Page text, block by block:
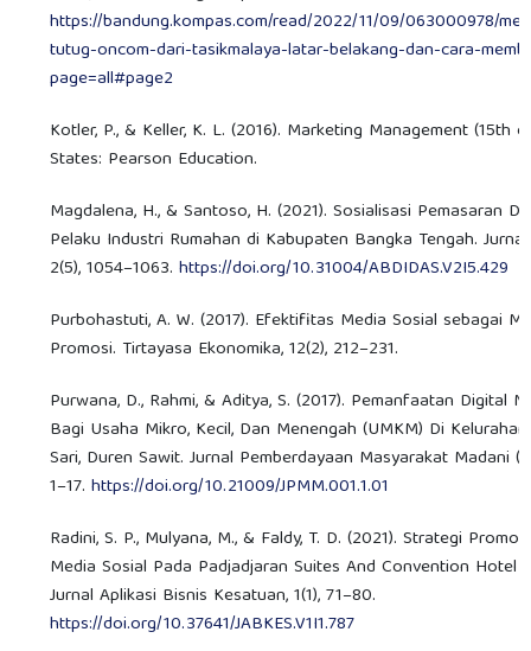
https://bandung.kompas.com/read/2022/11/09/063000978/
tutug-oncom-dari-tasikmalaya-latar-belakang-dan-cara-
page=all#page2
Kotler, P., & Keller, K. L. (2016). Marketing Management (15th
States: Pearson Education.
Magdalena, H., & Santoso, H. (2021). Sosialisasi Pemasaran
Pelaku Industri Rumahan di Kabupaten Bangka Tengah.
2(5), 1054–1063.https://doi.org/10.31004/ABDIDAS.V2I5.429
Purbohastuti, A. W. (2017). Efektifitas Media Sosial sebagai
Promosi. Tirtayasa Ekonomika, 12(2), 212–231.
Purwana, D., Rahmi, & Aditya, S. (2017). Pemanfaatan Digital
Bagi Usaha Mikro, Kecil, Dan Menengah (UMKM) Di
Sari, Duren Sawit. Jurnal Pemberdayaan Masyarakat Madani
1–17.https://doi.org/10.21009/JPMM.001.1.01
Radini, S. P., Mulyana, M., & Faldy, T. D. (2021). Strategi
Media Sosial Pada Padjadjaran Suites And Convention Hotel
Jurnal Aplikasi Bisnis Kesatuan, 1(1), 71–80.
https://doi.org/10.37641/JABKES.V1I1.787